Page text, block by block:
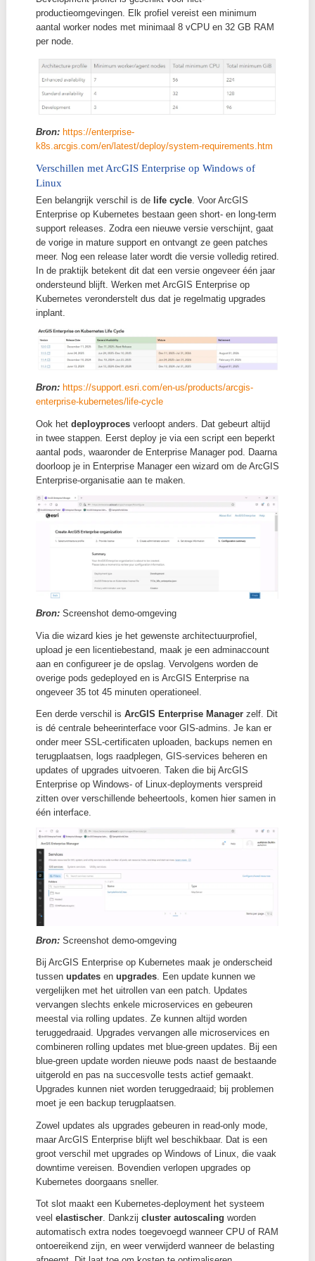
Bron:https://enterprise-
k8s.arcgis.com/en/latest/deploy/system-
Hoewel eindgebruikers nauwelijks een verschil
het gebruik van ArcGIS Enterprise, verandert het
voor GIS-admins aanzienlijk door de volledig andere
backend.
ArcGIS Enterprise op Kubernetes (v. 12.0) wordt
ondersteund in verschillende omgevingen:
Managed Kubernetes services van grote
cloudproviders
Microsoft Azure Kubernetes Service
Amazon Elastic Kubernetes Service
Google Kubernetes Engine
Red Hat OpenShift Container Platform
Als Platform as a Service (PaaS) op on-
hardware of bij een cloudprovider
Via een Red Hat Enterprise Linux (RHEL)
system
Rancher Kubernetes Engine 2
VMware Tanzu
Bij een deployment kies je uit drie
Enhanced, Standard en
verschillen in de mate van redundantie van de pods.
Enhanced en Standard zijn bedoeld voor productie,
Enhanced de hoogste beschikbaarheid biedt. Het
Development-profiel is geschikt voor niet-
productieomgevingen. Elk profiel vereist een
aantal worker nodes met minimaal 8 vCPU en 32
per node.
Bron: https://enterprise-
k8s.arcgis.com/en/latest/deploy/system-
Verschillen met ArcGIS Enterprise op Windows
Linux
Een belangrijk verschil is de .Voor ArcGIS
Enterprise op Kubernetes bestaan geen short- en
Zodra een nieuwe versie
In de praktijk betekent dit dat een versie ongeveer
ondersteund blijft. Werken met ArcGIS Enterprise op
Kubernetes veronderstelt dus dat je regelmatig
inplant.
enterprise-kubernetes/life-cycle
Ook hetdeployproces verloopt anders. Dat gebeurt
in twee stappen. Eerst deploy je via een script een
doorloop je in Enterprise Manager een wizard om de
Enterprise-organisatie aan te maken.